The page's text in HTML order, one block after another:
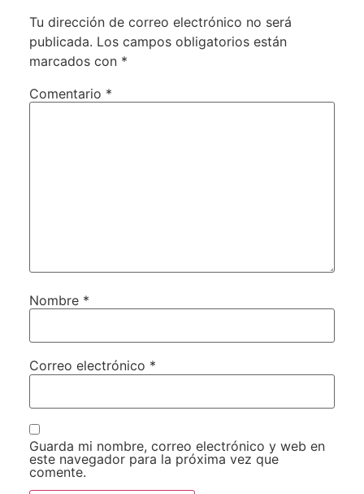
Tu dirección de correo electrónico no será
publicada. Los campos obligatorios están
marcados con *
Comentario *
Nombre *
Correo electrónico *
Guarda mi nombre, correo electrónico y web en
este navegador para la próxima vez que
comente.